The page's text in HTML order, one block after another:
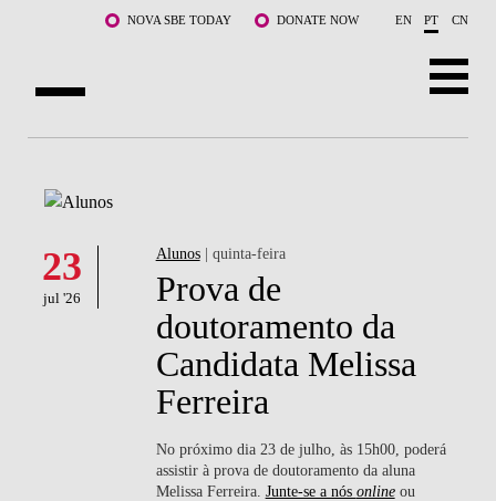
Saltar para o conteúdo principalNOVA SBE TODAY DONATE NOW EN PT CN
CURSOS
DOCENTES E INVESTIGAÇÃO
COMUNIDADE
LIFE AT NOVA SBE
WHAT'S HAPPENING
23
jul '26
Alunos| quinta-feira
Prova de
doutoramento da
Candidata Melissa
Ferreira
No próximo dia 23 de julho, às 15h00, poderá
assistir à prova de doutoramento da aluna
Melissa Ferreira. Junte-se a nós onlineou